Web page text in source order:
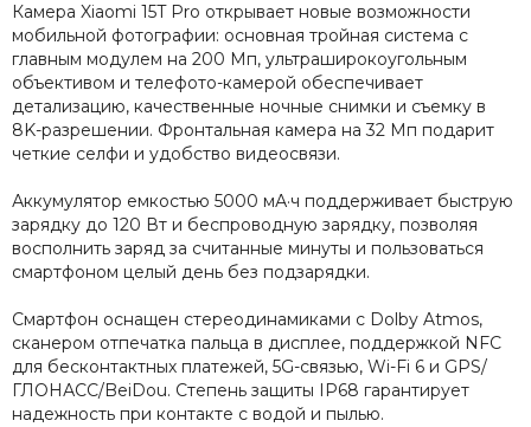
Камера Xiaomi 15T Pro открывает новые возможности
мобильной фотографии: основная тройная система с
главным модулем на 200 Мп, ультраширокоугольным
объективом и телефото-камерой обеспечивает
детализацию, качественные ночные снимки и съемку в
8K-разрешении. Фронтальная камера на 32 Мп подарит
четкие селфи и удобство видеосвязи.
Аккумулятор емкостью 5000 мА·ч поддерживает быструю
зарядку до 120 Вт и беспроводную зарядку, позволяя
восполнить заряд за считанные минуты и пользоваться
смартфоном целый день без подзарядки.
Смартфон оснащен стереодинамиками с Dolby Atmos,
сканером отпечатка пальца в дисплее, поддержкой NFC
для бесконтактных платежей, 5G-связью, Wi-Fi 6 и GPS/
ГЛОНАСС/BeiDou. Степень защиты IP68 гарантирует
надежность при контакте с водой и пылью.